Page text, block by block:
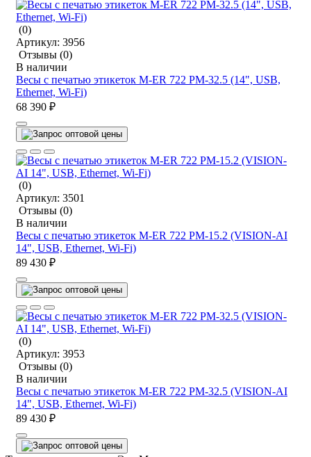
(0)
Артикул: 3956
Отзывы (0)
В наличии
Весы с печатью этикеток M-ER 722 PM-32.5 (14", USB,
Ethernet, Wi-Fi)
68 390 ₽
(0)
Артикул: 3501
Отзывы (0)
В наличии
Весы с печатью этикеток M-ER 722 PM-15.2 (VISION-AI
14", USB, Ethernet, Wi-Fi)
89 430 ₽
(0)
Артикул: 3953
Отзывы (0)
В наличии
Весы с печатью этикеток M-ER 722 PM-32.5 (VISION-AI
14", USB, Ethernet, Wi-Fi)
89 430 ₽